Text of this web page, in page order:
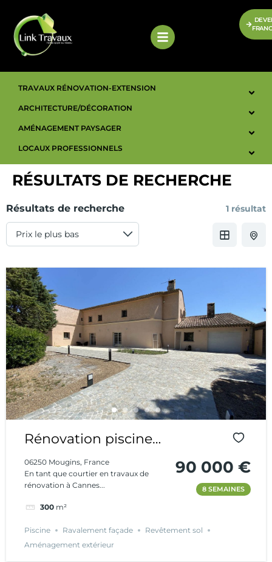
TRAVAUX RÉNOVATION-EXTENSION
ARCHITECTURE/DÉCORATION
AMÉNAGEMENT PAYSAGER
LOCAUX PROFESSIONNELS
RÉSULTATS DE RECHERCHE
Résultats de recherche 1 résultat
Rénovation piscine
et Aménagement
d’extérieur
06250 Mougins, France
En tant que courtier en travaux de
rénovation à Cannes...
300 m²
90 000 €
8 SEMAINES
Piscine Ravalement façade
Revêtement sol
Aménagement extérieur